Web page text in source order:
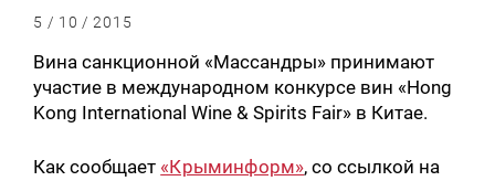
5 / 10 / 2015
Вина санкционной «Массандры» принимают
участие в международном конкурсе вин «Hong
Kong International Wine & Spirits Fair» в Китае.
Как сообщает «Крыминформ», со ссылкой на